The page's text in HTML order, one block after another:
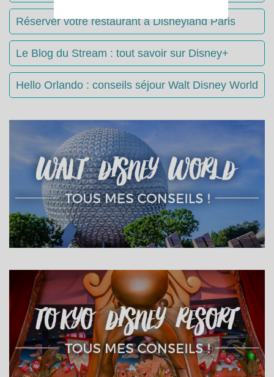
Réserver votre restaurant à Disneyland Paris
Le Blog du Stream : tout savoir sur Disney+
Hello Orlando : conseils séjour Walt Disney World